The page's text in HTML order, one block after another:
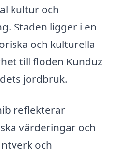
kultur och
Staden ligger i en
och kulturella
till floden Kunduz
jordbruk.
reflekterar
värderingar och
och